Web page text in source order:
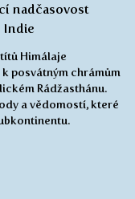
nadčasovost
Indie
Himálaje
posvátným chrámům
Rádžasthánu.
a vědomostí, které